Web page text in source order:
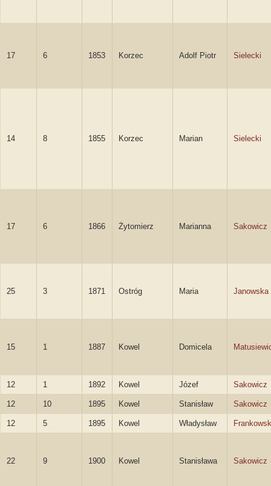
17 6 1853 Korzec Adolf Piotr Sielecki
14 8 1855 Korzec Marian Sielecki
17 6 1866 Żytomierz Marianna Sakowicz
25 3 1871 Ostróg Maria Janowska
15 1 1887 Kowel Domicela
12 1 1892 Kowel Józef Sakowicz
12 10 1895 Kowel Stanisław Sakowicz
12 5 1895 Kowel Władysław
22 9 1900 Kowel Stanisława Sakowicz